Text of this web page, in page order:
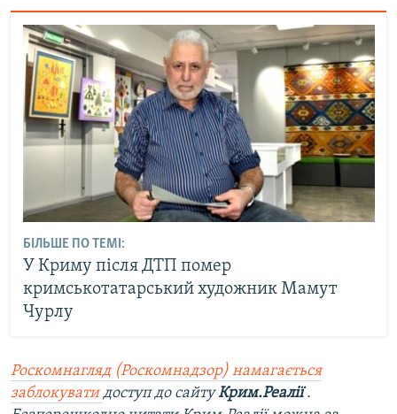
БІЛЬШЕ ПО ТЕМІ:
У Криму після ДТП помер
кримськотатарський художник Мамут
Чурлу
Роскомнагляд (Роскомнадзор) намагається
заблокувати доступ до сайтуКрим.Реалії.